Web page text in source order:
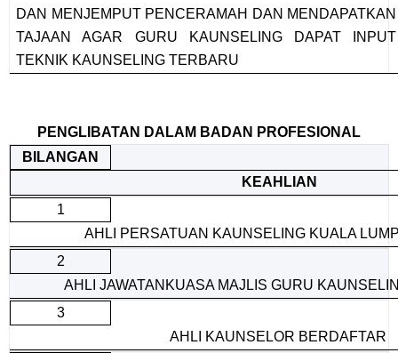
DAN MENJEMPUT PENCERAMAH DAN MENDAPATKAN
TAJAAN AGAR GURU KAUNSELING DAPAT INPUT
TEKNIK KAUNSELING TERBARU
PENGLIBATAN DALAM BADAN PROFESIONAL
BILANGAN
KEAHLIAN
1
AHLI PERSATUAN KAUNSELING KUALA
2
AHLI JAWATANKUASA MAJLIS GURU
3
AHLI KAUNSELOR BERDAFTAR